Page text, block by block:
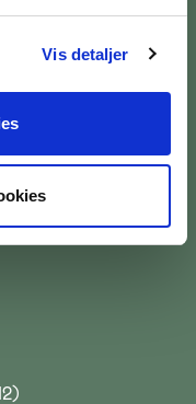
Vis detaljer